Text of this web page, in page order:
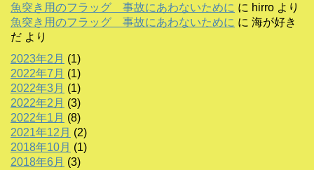
魚突き用のフラッグ 事故にあわないために に hirro より
魚突き用のフラッグ 事故にあわないために に 海が好き
だ より
2023年2月 (1)
2022年7月 (1)
2022年3月 (1)
2022年2月 (3)
2022年1月 (8)
2021年12月 (2)
2018年10月 (1)
2018年6月 (3)